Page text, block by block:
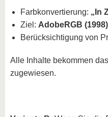
Farbkonvertierung: „In
Ziel: AdobeRGB (1998)
Berücksichtigung von
Alle Inhalte bekommen
zugewiesen.